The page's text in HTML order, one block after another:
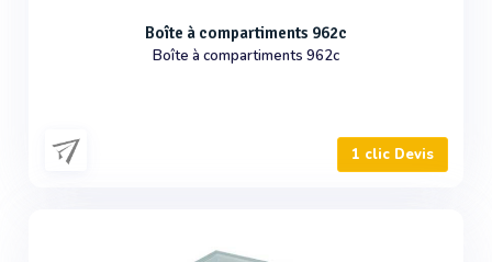
Boîte à compartiments 962c
Boîte à compartiments 962c
1 clic Devis